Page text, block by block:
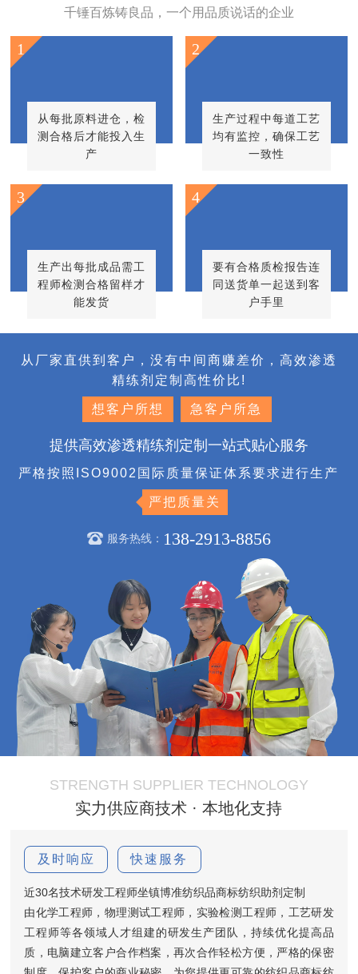
千锤百炼铸良品，一个用品质说话的企业
从每批原料进仓，检
测合格后才能投入生
产
1
生产过程中每道工艺
均有监控，确保工艺
一致性
2
生产出每批成品需工
程师检测合格留样才
能发货
3
要有合格质检报告连
同送货单一起送到客
户手里
4
从厂家直供到客户，没有中间商赚差价，高效渗透
精练剂定制高性价比!
想客户所想 急客户所急
提供高效渗透精练剂定制一站式贴心服务
严格按照ISO9002国际质量保证体系要求进行生产
严把质量关
服务热线： 138-2913-8856
STRENGTH SUPPLIER TECHNOLOGY
实力供应商技术 · 本地化支持
及时响应 快速服务
近30名技术研发工程师坐镇博准纺织品商标纺织助剂定制
由化学工程师，物理测试工程师，实验检测工程师，工艺研发
工程师等各领域人才组建的研发生产团队，持续优化提高品
质，电脑建立客户合作档案，再次合作轻松方便，严格的保密